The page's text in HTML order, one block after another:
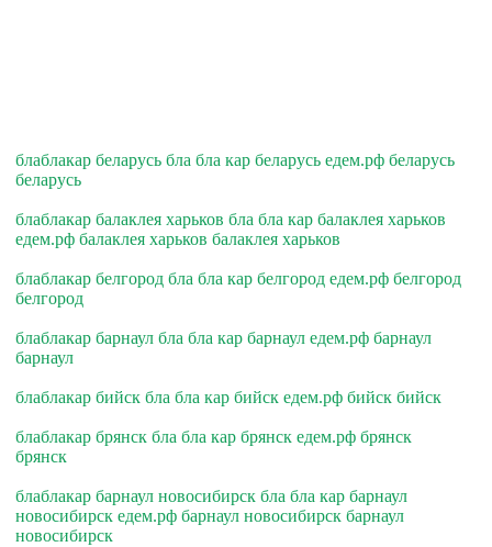
блаблакар беларусь бла бла кар беларусь едем.рф беларусь
беларусь
блаблакар балаклея харьков бла бла кар балаклея харьков
едем.рф балаклея харьков балаклея харьков
блаблакар белгород бла бла кар белгород едем.рф белгород
белгород
блаблакар барнаул бла бла кар барнаул едем.рф барнаул
барнаул
блаблакар бийск бла бла кар бийск едем.рф бийск бийск
блаблакар брянск бла бла кар брянск едем.рф брянск
брянск
блаблакар барнаул новосибирск бла бла кар барнаул
новосибирск едем.рф барнаул новосибирск барнаул
новосибирск